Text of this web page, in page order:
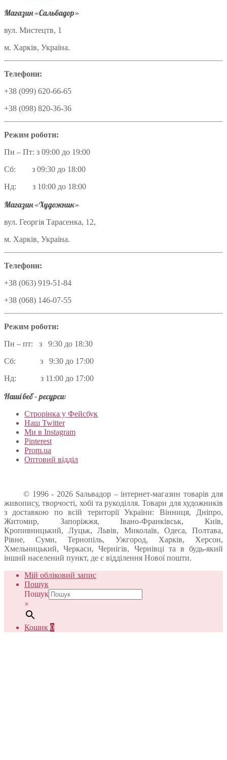
Магазин «Сальвадор»
вул. Мистецтв, 1
м. Харків, Україна.
Телефони:
+38 (099) 620-66-65
+38 (098) 820-36-36
Режим роботи:
Пн – Пт: з 09:00 до 19:00
Сб: з 09:30 до 18:00
Нд: з 10:00 до 18:00
Магазин «Художник»
вул. Георгія Тарасенка, 12,
м. Харків, Україна.
Телефони:
+38 (063) 919-51-84
+38 (068) 146-07-55
Режим роботи:
Пн – пт: з 9:30 до 18:30
Сб: з 9:30 до 17:00
Нд: з 11:00 до 17:00
Наші веб – ресурси:
Строрінка у Фейсбук
Наш Twitter
Ми в Instagram
Pinterest
Prom.ua
Оптовий відділ
© 1996 - 2026 Sальвадор – інтернет-магазин товарів для
живопису, творчості, хобі та рукоділля. Товари для художників
з доставкою по всій території України: Вінниця, Дніпро,
Житомир, Запоріжжя, Івано-Франківськ, Київ,
Кропивницький, Луцьк, Львів, Миколаїв, Одеса, Полтава,
Рівне, Суми, Тернопіль, Ужгород, Харків, Херсон,
Хмельницький, Черкаси, Чернігів, Чернівці та в будь-який
інший населений пункт, де є відділення Нової пошти.
Мій обліковий запис
Пошук
Пошук
×
Кошик 0